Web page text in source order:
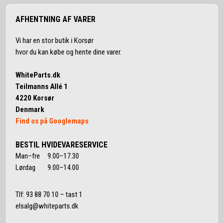
AFHENTNING AF VARER
Vi har en stor butik i Korsør
hvor du kan købe og hente dine varer.
WhiteParts.dk
Teilmanns Allé 1
4220 Korsør
Denmark
Find os på Googlemaps
BESTIL HVIDEVARESERVICE
Man–fre 9.00–17.30
Lørdag 9.00–14.00
Tlf: 93 88 70 10 – tast 1
elsalg@whiteparts.dk